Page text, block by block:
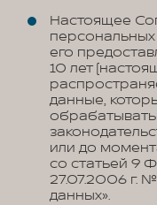
Настоящее
его
10 лет
данные,
или до
со статьей 9
27.07.2006 г.
данных».